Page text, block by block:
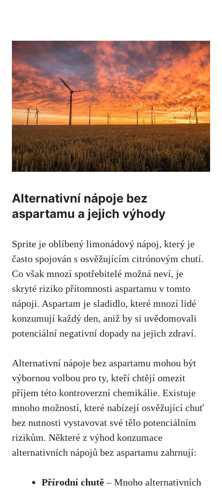
Alternativní nápoje bez
aspartamu‍ a jejich výhody
Sprite je oblíbený limonádový nápoj, který je
často spojován s ⁣osvěžujícím citrónovým chutí.
Co ⁢však mnozí spotřebitelé možná neví, je
skryté riziko přítomnosti aspartamu‍ v tomto
nápoji. Aspartam⁣ je sladidlo, které mnozí⁢ lidé
konzumují každý den, ⁤aniž ⁣by si uvědomovali
potenciální negativní dopady na jejich zdraví.
Alternativní nápoje bez aspartamu mohou být
výbornou volbou pro ty,​ kteří chtějí omezit‍
příjem této kontroverzní chemikálie. Existuje
mnoho možností, které nabízejí osvěžující chuť
bez nutnosti vystavovat své tělo potenciálním
rizikům. Některé z výhod konzumace
alternativních nápojů bez aspartamu zahrnují:
Přírodní chutě– Mnoho alternativních